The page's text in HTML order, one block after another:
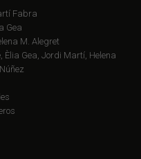
Fabra
Gea
M. Alegret
Èlia Gea, Jordi Martí, Helena